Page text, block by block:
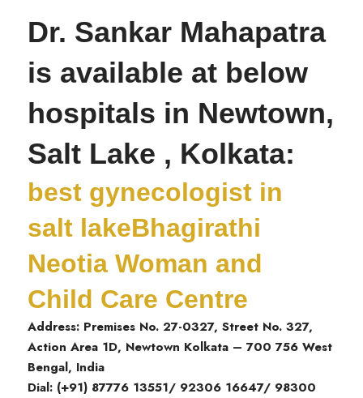
Dr. Sankar Mahapatra
is available at below
hospitals in Newtown,
Salt Lake , Kolkata:
best gynecologist in
salt lakeBhagirathi
Neotia Woman and
Child Care Centre
Address: Premises No. 27-0327, Street No. 327,
Action Area 1D, Newtown Kolkata – 700 756 West
Bengal, India
Dial: (+91) 87776 13551/ 92306 16647/ 98300